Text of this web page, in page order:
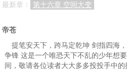
最新章：
第十六章 空间大变
帝苍
提笔安天下，跨马定乾坤 剑指四海
争锋 这是一个唯恐天下不乱的少年想
间，敬请各位读者大大多多投投手中的